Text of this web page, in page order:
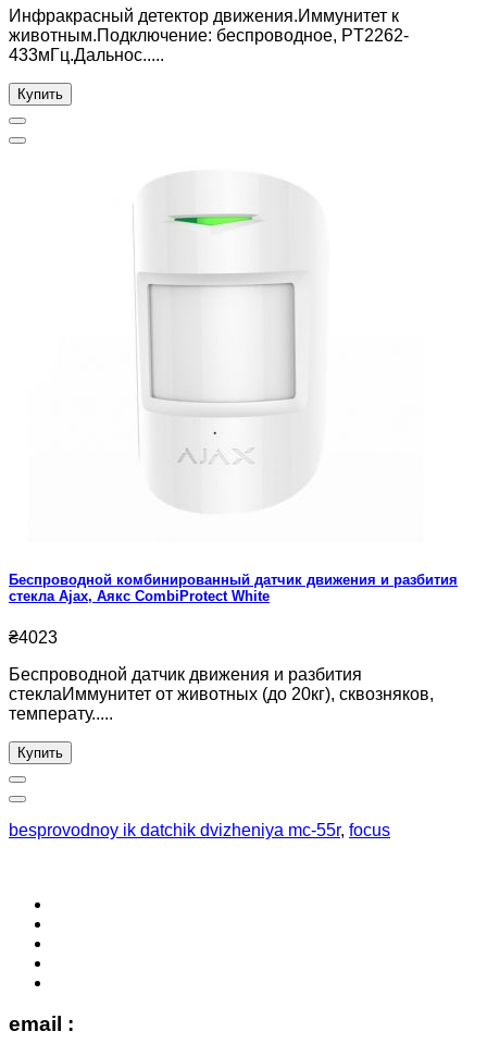
Инфракрасный детектор движения.Иммунитет к
животным.Подключение: беспроводное, PT2262-
433мГц.Дальнос.....
Купить
Беспроводной комбинированный датчик движения и разбития
стекла Ajax, Аякс CombiProtect White
₴4023
Беспроводной датчик движения и разбития
стеклаИммунитет от животных (до 20кг), сквозняков,
температу.....
Купить
besprovodnoy ik datchik dvizheniya mc-55r, focus
email :